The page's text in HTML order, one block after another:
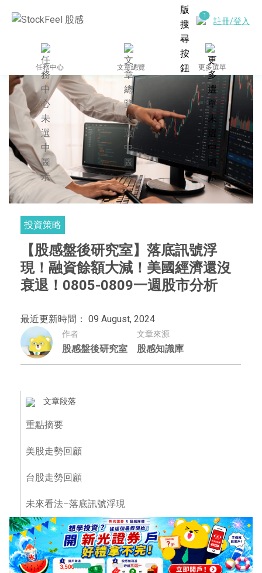
註冊/登入
任務中心 文章總覽 更多選單
投資策略
【股感盤後研究室】落底訊號浮
現！融資餘額大減！美國經濟還沒
衰退！0805-0809一週股市分析
最近更新時間： 09 August, 2024
作者
股感盤後研究室
文章來源
股感知識庫
文章段落
重點摘要
美股走勢回顧
台股走勢回顧
未來看法–落底訊號浮現